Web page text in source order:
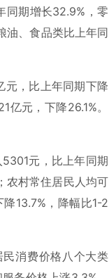
同期增长32.9%，零
油、食品类比上年同
元，比上年同期下降
元，下降26.1%。
元，比上年同期
农村常住居民人均可
13.7%，降幅比1-2
消费价格八个大类